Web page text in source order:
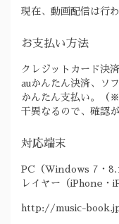
現在、動画配信は行
お支払い方法
クレジットカード決
auかんたん決済、ソ
かんたん支払い。（
干異なるので、確認
対応端末
PC（Windows 7・
レイヤー（iPhone・
http://music-